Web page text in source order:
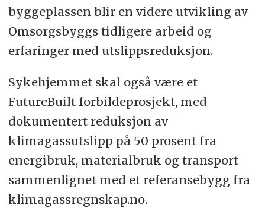
byggeplassen blir en videre utvikling av
Omsorgsbyggs tidligere arbeid og
erfaringer med utslippsreduksjon.
Sykehjemmet skal også være et
FutureBuilt forbildeprosjekt, med
dokumentert reduksjon av
klimagassutslipp på 50 prosent fra
energibruk, materialbruk og transport
sammenlignet med et referansebygg fra
klimagassregnskap.no.